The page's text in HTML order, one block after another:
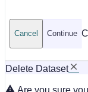
Continue
Cancel
Delete Dataset
Are you sure